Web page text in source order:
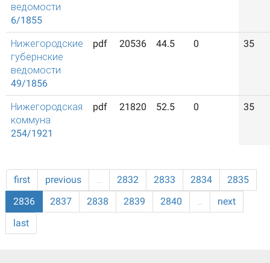
ведомости
6/1855
Нижегородские
губернские
ведомости
49/1856
pdf 20536 44.5 0 35
Нижегородская
коммуна
254/1921
pdf 21820 52.5 0 35
first previous … 2832 2833 2834
2835
2836
2837 2838 2839 2840 …
next
last